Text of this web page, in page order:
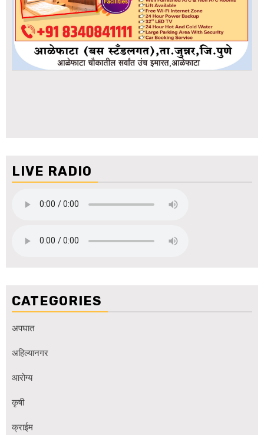
LIVE RADIO
CATEGORIES
अपघात
अहिल्यानगर
आरोग्य
कृषी
क्राईम